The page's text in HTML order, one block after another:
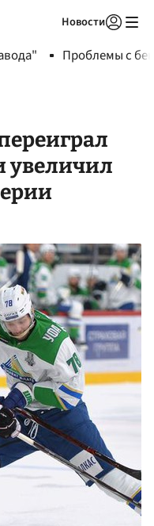
Новости
Проблемы с
увеличил